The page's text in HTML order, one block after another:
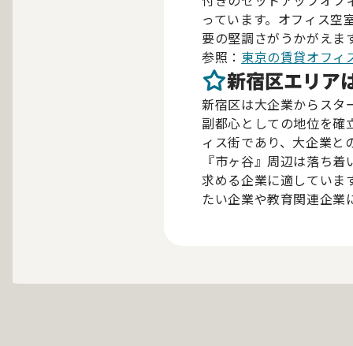
っています。オフィス
要の堅調さがうかがえま
参照： 東京の賃貸オフィ
新宿区エリア
新宿区は大企業からスタ
副都心としての地位を
ィス街であり、大企業
『市ヶ谷』周辺は落ち
求める企業に適していま
たい企業や教育関連企業